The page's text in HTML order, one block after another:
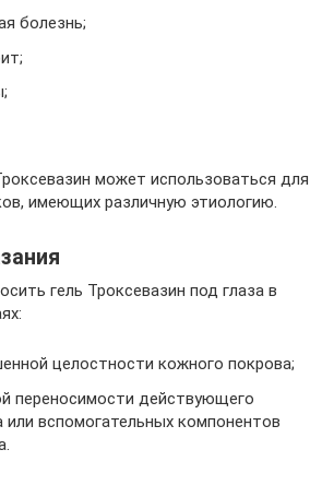
болезнь;
может использоваться для
имеющих различную этиологию.
гель Троксевазин под глаза в
целостности кожного покрова;
переносимости действующего
вспомогательных компонентов